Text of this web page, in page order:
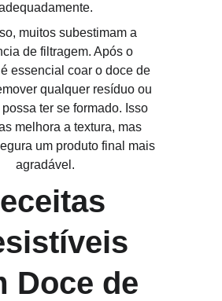
muitos subestimam a
de filtragem. Após o
essencial coar o doce de
qualquer resíduo ou
ter se formado. Isso
melhora a textura, mas
um produto final mais
agradável.
Doce de